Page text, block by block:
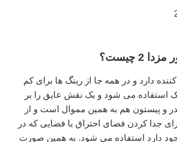
2 چیست؟
دارد و در همه جا از رینگ ها برای کم
می شود و یک نقش عایق را بر
و پیستون هم به همین مموال است و از
موتور مزدا 2 برای جدا کردن فضای احتراق با فضایی که در
دارد استفاده می شود. به همین صورت